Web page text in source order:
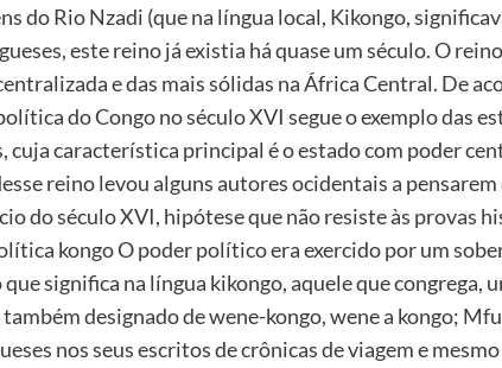
do Rio Nzadi (que na língua local, Kikongo,
este reino já existia há quase um século. O
e das mais sólidas na África Central. De
do Congo no século XVI segue o exemplo das
cuja característica principal é o estado com poder
reino levou alguns autores ocidentais a
do século XVI, hipótese que não resiste às provas
kongo O poder político era exercido por um
significa na língua kikongo, aquele que congrega,
designado de wene-kongo, wene a kongo;
nos seus escritos de crônicas de viagem e